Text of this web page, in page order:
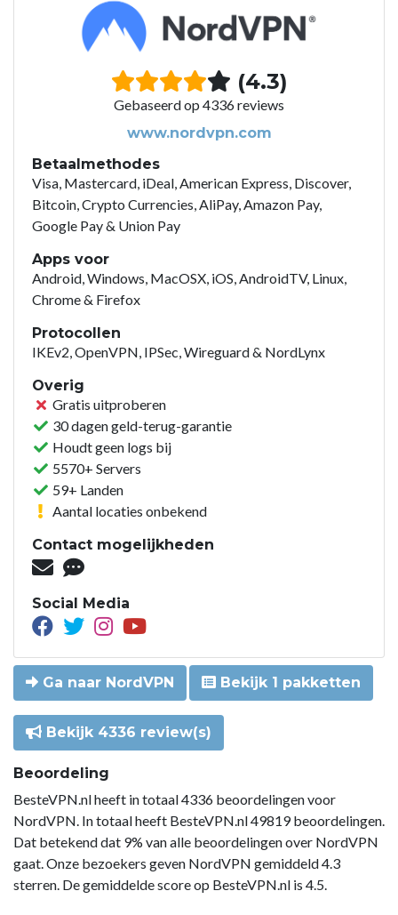
(4.3)
Gebaseerd op 4336 reviews
www.nordvpn.com
Betaalmethodes
Visa, Mastercard, iDeal, American Express, Discover,
Bitcoin, Crypto Currencies, AliPay, Amazon Pay,
Google Pay & Union Pay
Apps voor
Android, Windows, MacOSX, iOS, AndroidTV, Linux,
Chrome & Firefox
Protocollen
IKEv2, OpenVPN, IPSec, Wireguard & NordLynx
Overig
Gratis uitproberen
30 dagen geld-terug-garantie
Houdt geen logs bij
5570+ Servers
59+ Landen
Aantal locaties onbekend
Contact mogelijkheden
Social Media
Ga naar NordVPN Bekijk 1 pakketten
Bekijk 4336 review(s)
Beoordeling
BesteVPN.nl heeft in totaal 4336 beoordelingen voor
NordVPN. In totaal heeft BesteVPN.nl 49819 beoordelingen.
Dat betekend dat 9% van alle beoordelingen over NordVPN
gaat. Onze bezoekers geven NordVPN gemiddeld 4.3
sterren. De gemiddelde score op BesteVPN.nl is 4.5.